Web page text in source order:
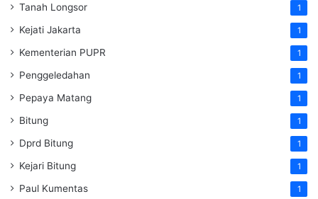
Tanah Longsor 1
Kejati Jakarta 1
Kementerian PUPR 1
Penggeledahan 1
Pepaya Matang 1
Bitung 1
Dprd Bitung 1
Kejari Bitung 1
Paul Kumentas 1